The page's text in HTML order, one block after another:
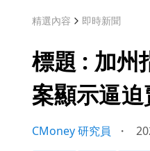
精選內容 即時新聞
標題 : 加州
案顯示逼
CMoney 研究員 ・